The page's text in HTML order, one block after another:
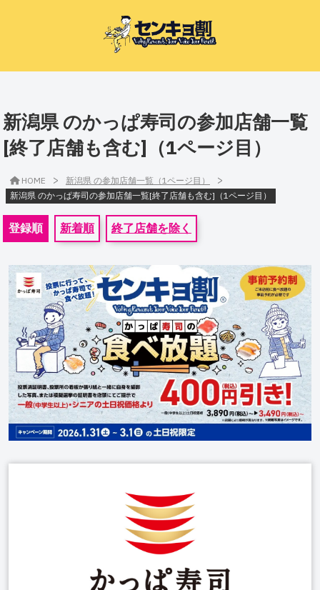
新潟県 のかっぱ寿司の参加店舗一覧
[終了店舗も含む]（1ページ目）
HOME > 新潟県 の参加店舗一覧（1ページ目） >
新潟県 のかっぱ寿司の参加店舗一覧[終了店舗も含む]（1ページ目）
登録順 新着順 終了店舗を除く